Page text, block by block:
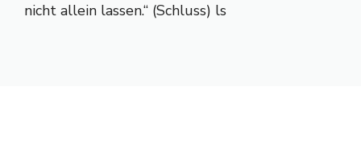
nicht allein lassen.“ (Schluss) ls